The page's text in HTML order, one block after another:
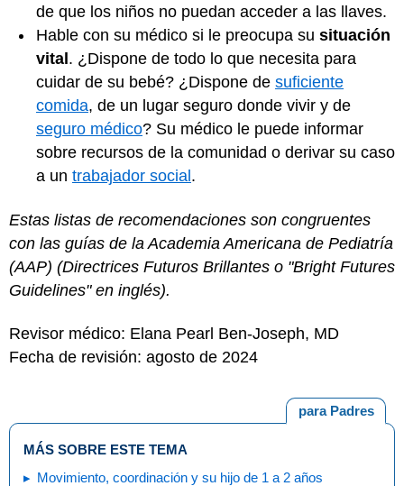
de que los niños no puedan acceder a las llaves.
Hable con su médico si le preocupa su situación
vital . ¿Dispone de todo lo que necesita para
cuidar de su bebé? ¿Dispone de suficiente
comida, de un lugar seguro donde vivir y de
seguro médico? Su médico le puede informar
sobre recursos de la comunidad o derivar su caso
a un trabajador social .
Estas listas de recomendaciones son congruentes
con las guías de la Academia Americana de Pediatría
(AAP) (Directrices Futuros Brillantes o "Bright Futures
Guidelines" en inglés).
Revisor médico: Elana Pearl Ben-Joseph, MD
Fecha de revisión: agosto de 2024
para Padres
MÁS SOBRE ESTE TEMA
Movimiento, coordinación y su hijo de 1 a 2 años